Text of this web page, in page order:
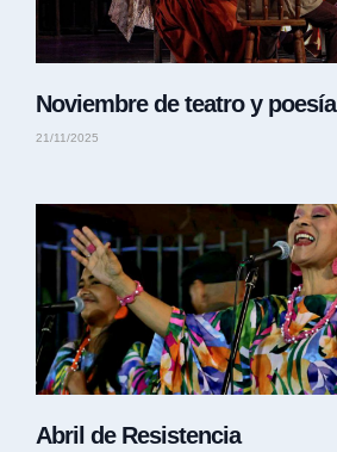
Noviembre de teatro y poesía
21/11/2025
Abril de Resistencia